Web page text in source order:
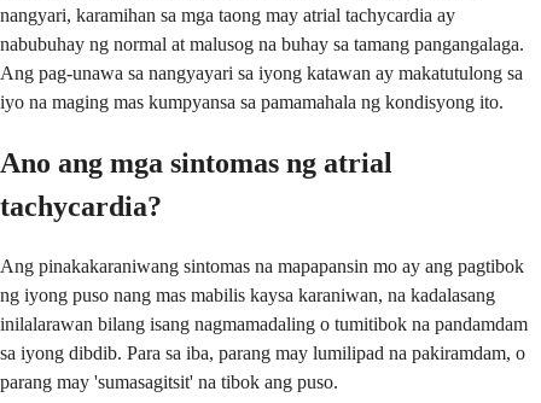
nangyari, karamihan sa mga taong may atrial tachycardia ay
nabubuhay ng normal at malusog na buhay sa tamang pangangalaga.
Ang pag-unawa sa nangyayari sa iyong katawan ay makatutulong sa
iyo na maging mas kumpyansa sa pamamahala ng kondisyong ito.
Ano ang mga sintomas ng atrial
tachycardia?
Ang pinakakaraniwang sintomas na mapapansin mo ay ang pagtibok
ng iyong puso nang mas mabilis kaysa karaniwan, na kadalasang
inilalarawan bilang isang nagmamadaling o tumitibok na pandamdam
sa iyong dibdib. Para sa iba, parang may lumilipad na pakiramdam, o
parang may 'sumasagitsit' na tibok ang puso.